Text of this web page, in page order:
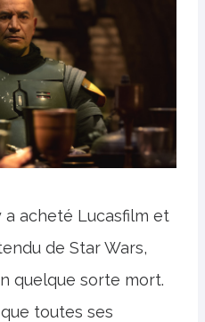
a acheté Lucasfilm et
de Star Wars,
quelque sorte mort.
toutes ses